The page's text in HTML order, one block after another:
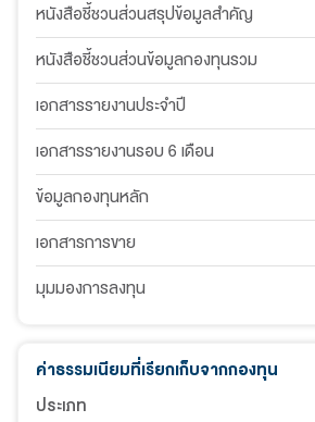
หนังสือชี้ชวนส่วนสรุปข้อมูลสำคัญ
หนังสือชี้ชวนส่วนข้อมูลกองทุนรวม
เอกสารรายงานประจำปี
เอกสารรายงานรอบ 6 เดือน
ข้อมูลกองทุนหลัก
เอกสารการขาย
มุมมองการลงทุน
ค่าธรรมเนียมที่เรียกเก็บจากกองทุน
ประเภท